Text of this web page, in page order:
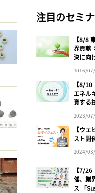
注目のセミ
【8/8
界貢献
決に向
2016/
【8/
エネル
資する
2023/
【ウ
スト開
2024/
【7/
催、業
ス 「